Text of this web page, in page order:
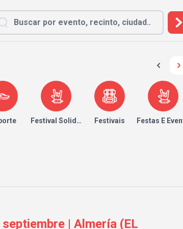
Festival Solidario Festivais Festas E
| Almería (EL